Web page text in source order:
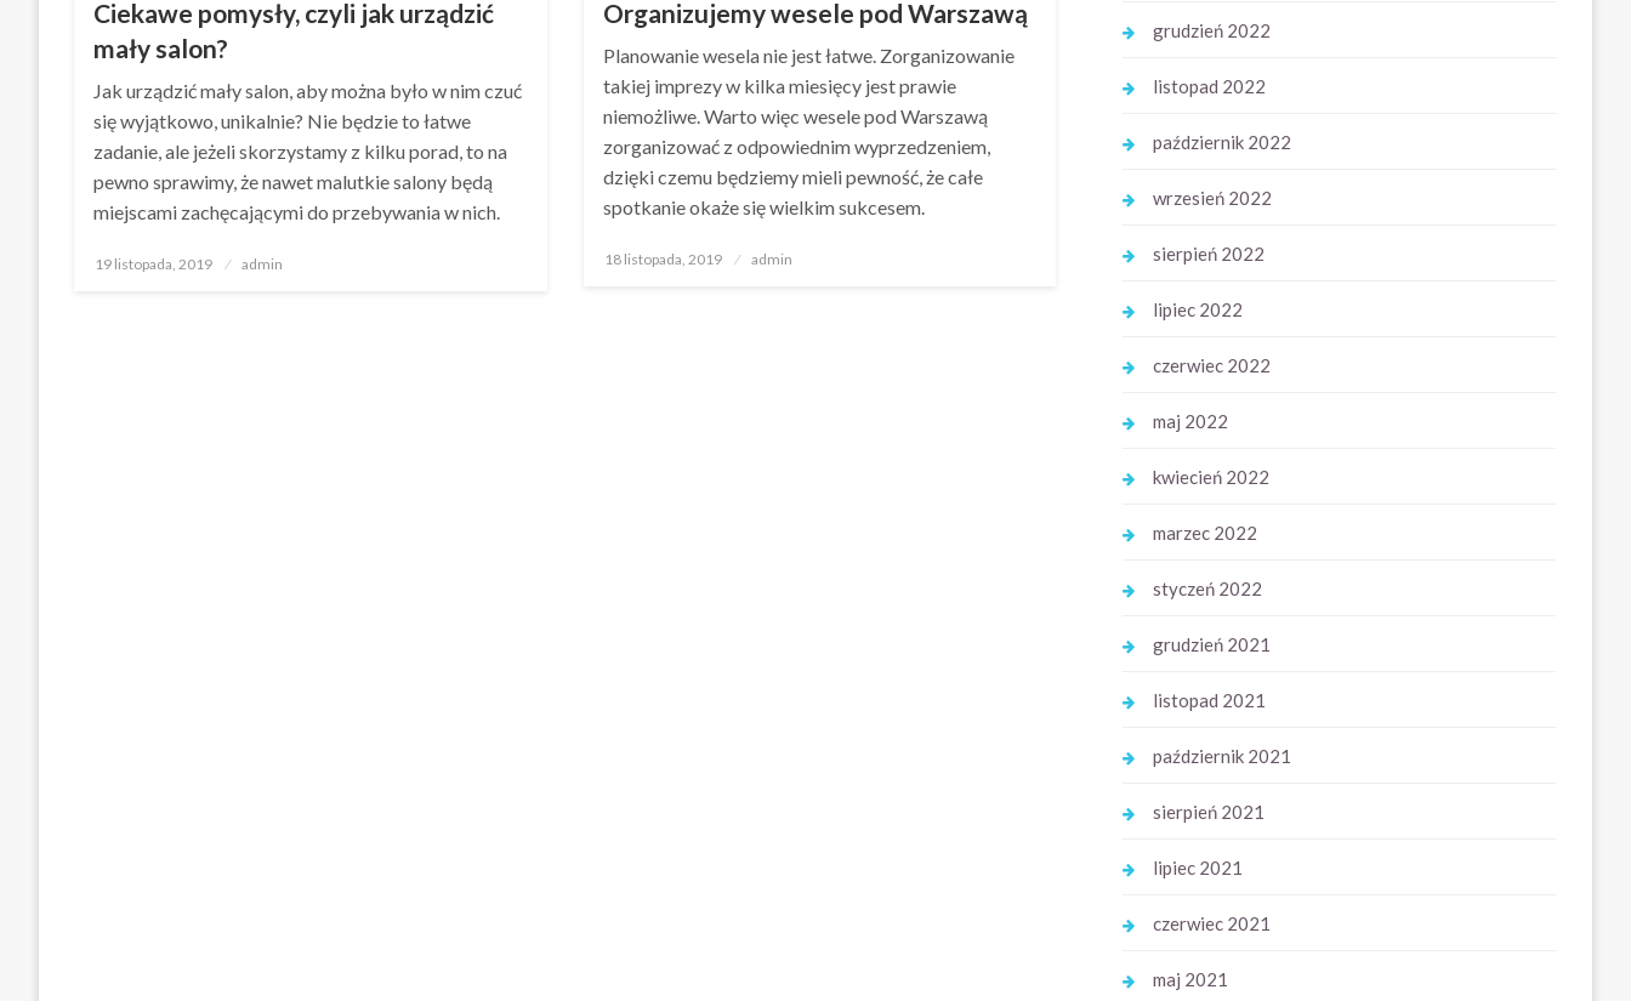
Ciekawe pomysły, czyli jak urządzić
mały salon?
Jak urządzić mały salon, aby można było w nim czuć
się wyjątkowo, unikalnie? Nie będzie to łatwe
zadanie, ale jeżeli skorzystamy z kilku porad, to na
pewno sprawimy, że nawet malutkie salony będą
miejscami zachęcającymi do przebywania w nich.
Opublikowane
19 listopada, 2019 admin
Organizujemy wesele pod Warszawą
Planowanie wesela nie jest łatwe. Zorganizowanie
takiej imprezy w kilka miesięcy jest prawie
niemożliwe. Warto więc wesele pod Warszawą
zorganizować z odpowiednim wyprzedzeniem,
dzięki czemu będziemy mieli pewność, że całe
spotkanie okaże się wielkim sukcesem.
Opublikowane
18 listopada, 2019 admin
grudzień 2022
listopad 2022
październik 2022
wrzesień 2022
sierpień 2022
lipiec 2022
czerwiec 2022
maj 2022
kwiecień 2022
marzec 2022
styczeń 2022
grudzień 2021
listopad 2021
październik 2021
sierpień 2021
lipiec 2021
czerwiec 2021
maj 2021